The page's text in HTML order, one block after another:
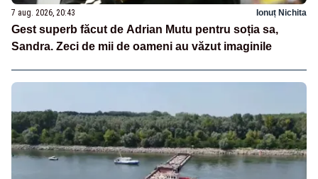
7 aug. 2026, 20:43 Ionuț Nichita
Gest superb făcut de Adrian Mutu pentru soția sa,
Sandra. Zeci de mii de oameni au văzut imaginile